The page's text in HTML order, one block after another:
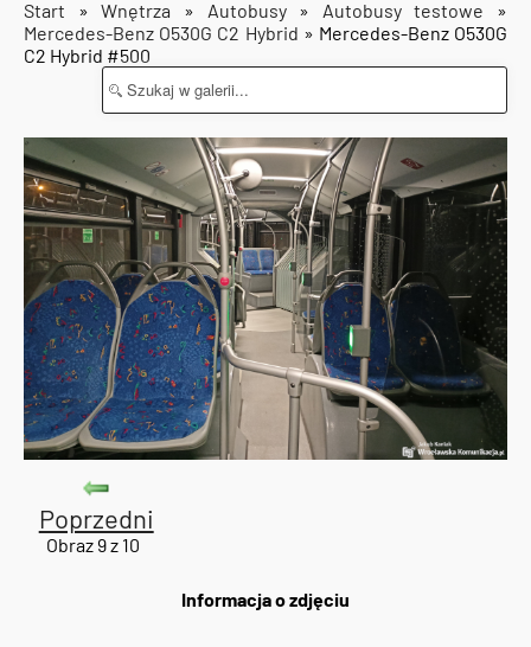
Start »Wnętrza » Autobusy» Autobusy testowe »
Mercedes-Benz O530G C2 Hybrid » Mercedes-Benz O530G
C2 Hybrid #500
Poprzedni
Obraz 9 z 10
Informacja o zdjęciu